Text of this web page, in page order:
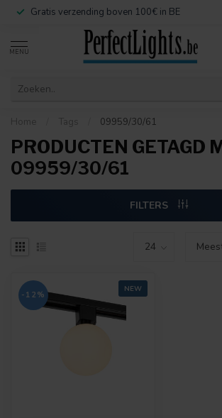
Gratis verzending boven 100€ in BE
MENU
Home Tags 09959/30/61
PRODUCTEN GETAGD
09959/30/61
FILTERS
NEW
-12%